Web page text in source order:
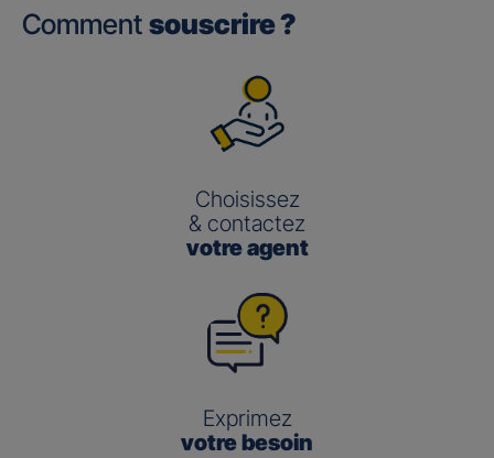
Comment souscrire ?
Choisissez
& contactez
votre agent
Exprimez
votre besoin